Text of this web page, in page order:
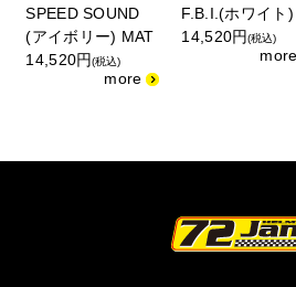
SPEED SOUND
(アイボリー) MAT
14,520円(税込)
F.B.I.(ホワイト)
14,520円(税込)